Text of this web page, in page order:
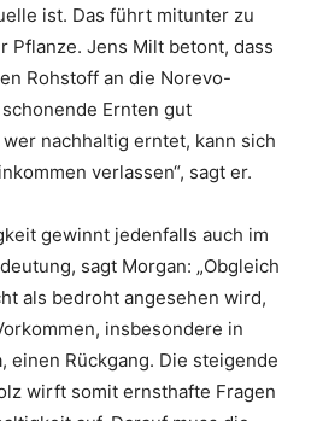
ist. Das führt mitunter zu
Pflanze. Jens Milt betont, dass
Rohstoff an die Norevo-
Ernten gut
nachhaltig erntet, kann sich
verlassen“, sagt er.
gewinnt jedenfalls auch im
sagt Morgan: „Obgleich
als bedroht angesehen wird,
insbesondere in
einen Rückgang. Die steigende
wirft somit ernsthafte Fragen